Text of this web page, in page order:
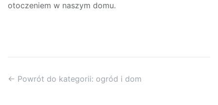
otoczeniem w naszym domu.
← Powrót do kategorii: ogród i dom